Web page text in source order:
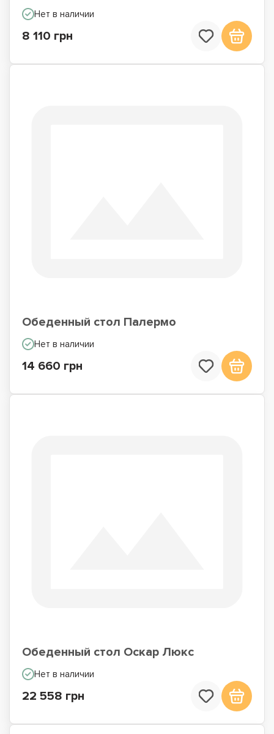
Нет в наличии
8 110 грн
Обеденный стол Палермо
Нет в наличии
14 660 грн
Обеденный стол Оскар Люкс
Нет в наличии
22 558 грн